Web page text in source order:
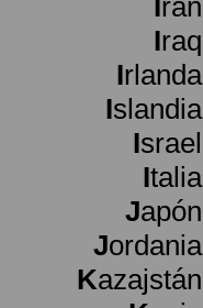
Irán
Iraq
Irlanda
Islandia
Israel
Italia
Japón
Jordania
Kazajstán